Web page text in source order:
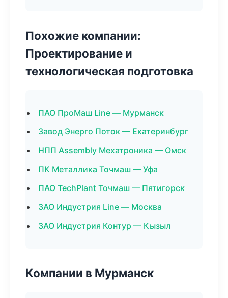
Похожие компании:
Проектирование и
технологическая подготовка
ПАО ПроМаш Line — Мурманск
Завод Энерго Поток — Екатеринбург
НПП Assembly Мехатроника — Омск
ПК Металлика Точмаш — Уфа
ПАО TechPlant Точмаш — Пятигорск
ЗАО Индустрия Line — Москва
ЗАО Индустрия Контур — Кызыл
Компании в Мурманск